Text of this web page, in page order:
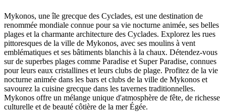
Mykonos, une île grecque des Cyclades, est une destination de
renommée mondiale connue pour sa vie nocturne animée, ses belles
plages et la charmante architecture des Cyclades. Explorez les rues
pittoresques de la ville de Mykonos, avec ses moulins à vent
emblématiques et ses bâtiments blanchis à la chaux. Détendez-vous
sur de superbes plages comme Paradise et Super Paradise, connues
pour leurs eaux cristallines et leurs clubs de plage. Profitez de la vie
nocturne animée dans les bars et clubs de la ville de Mykonos et
savourez la cuisine grecque dans les tavernes traditionnelles.
Mykonos offre un mélange unique d'atmosphère de fête, de richesse
culturelle et de beauté côtière de la mer Égée.